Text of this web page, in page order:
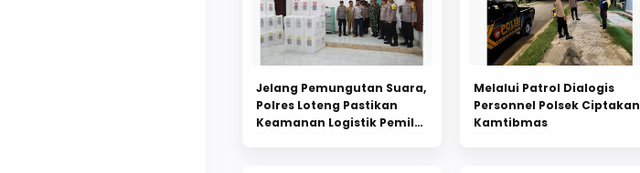
Jelang Pemungutan Suara,
Polres Loteng Pastikan
Keamanan Logistik Pemilu
Melalui Patrol Dialogis
Personnel Polsek Ciptakan
Kamtibmas